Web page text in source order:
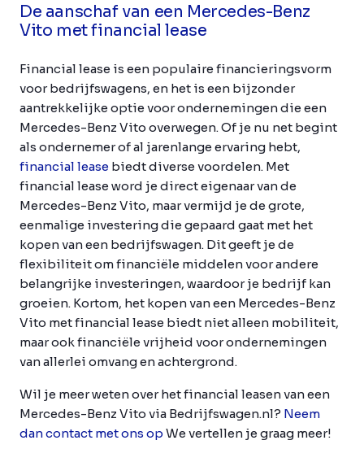
De aanschaf van een Mercedes-Benz
Vito met financial lease
Financial lease is een populaire financieringsvorm
voor bedrijfswagens, en het is een bijzonder
aantrekkelijke optie voor ondernemingen die een
Mercedes-Benz Vito overwegen. Of je nu net begint
als ondernemer of al jarenlange ervaring hebt,
financial lease biedt diverse voordelen. Met
financial lease word je direct eigenaar van de
Mercedes-Benz Vito, maar vermijd je de grote,
eenmalige investering die gepaard gaat met het
kopen van een bedrijfswagen. Dit geeft je de
flexibiliteit om financiële middelen voor andere
belangrijke investeringen, waardoor je bedrijf kan
groeien. Kortom, het kopen van een Mercedes-Benz
Vito met financial lease biedt niet alleen mobiliteit,
maar ook financiële vrijheid voor ondernemingen
van allerlei omvang en achtergrond.
Wil je meer weten over het financial leasen van een
Mercedes-Benz Vito via Bedrijfswagen.nl? Neem
dan contact met ons op We vertellen je graag meer!